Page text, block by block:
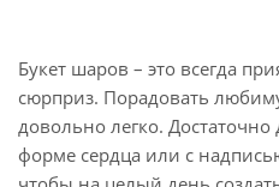
Букет шаров – это всегда
сюрприз. Порадовать
довольно легко.
форме сердца или с